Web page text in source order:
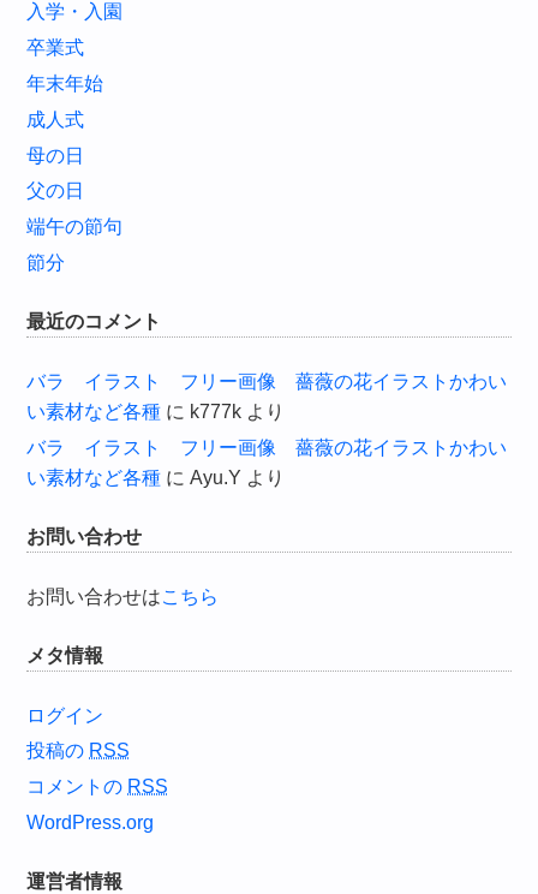
入学・入園
卒業式
年末年始
成人式
母の日
父の日
端午の節句
節分
最近のコメント
バラ イラスト フリー画像 薔薇の花イラストかわい
い素材など各種 に k777k より
バラ イラスト フリー画像 薔薇の花イラストかわい
い素材など各種 にAyu.Y より
お問い合わせ
お問い合わせはこちら
メタ情報
ログイン
投稿の RSS
コメントの RSS
WordPress.org
運営者情報